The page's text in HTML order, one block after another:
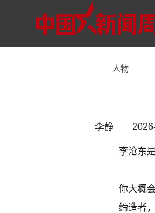
人物
李静 2026-
李沧东是
你大概
缔造者